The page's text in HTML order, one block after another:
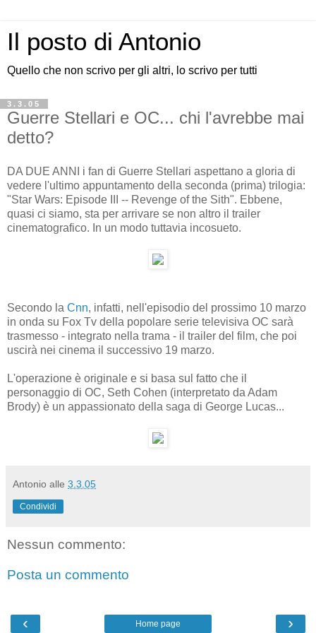
Il posto di Antonio
Quello che non scrivo per gli altri, lo scrivo per tutti
3.3.05
Guerre Stellari e OC... chi l'avrebbe mai
detto?
DA DUE ANNI i fan di Guerre Stellari aspettano a gloria di
vedere l'ultimo appuntamento della seconda (prima) trilogia:
"Star Wars: Episode III -- Revenge of the Sith". Ebbene,
quasi ci siamo, sta per arrivare se non altro il trailer
cinematografico. In un modo tuttavia incosueto.
Secondo la Cnn, infatti, nell'episodio del prossimo 10 marzo
in onda su Fox Tv della popolare serie televisiva OC sarà
trasmesso - integrato nella trama - il trailer del film, che poi
uscirà nei cinema il successivo 19 marzo.
L'operazione è originale e si basa sul fatto che il
personaggio di OC, Seth Cohen (interpretato da Adam
Brody) è un appassionato della saga di George Lucas...
Antonio alle 3.3.05
Condividi
Nessun commento:
Posta un commento
‹ ›
Home page